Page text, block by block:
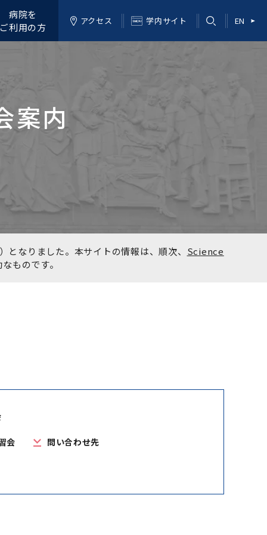
病院を
ご利用の方
アクセス 学内サイト EN
案内
なりました。本サイトの情報は、順次、 Science
ものです。
会 問い合わせ先